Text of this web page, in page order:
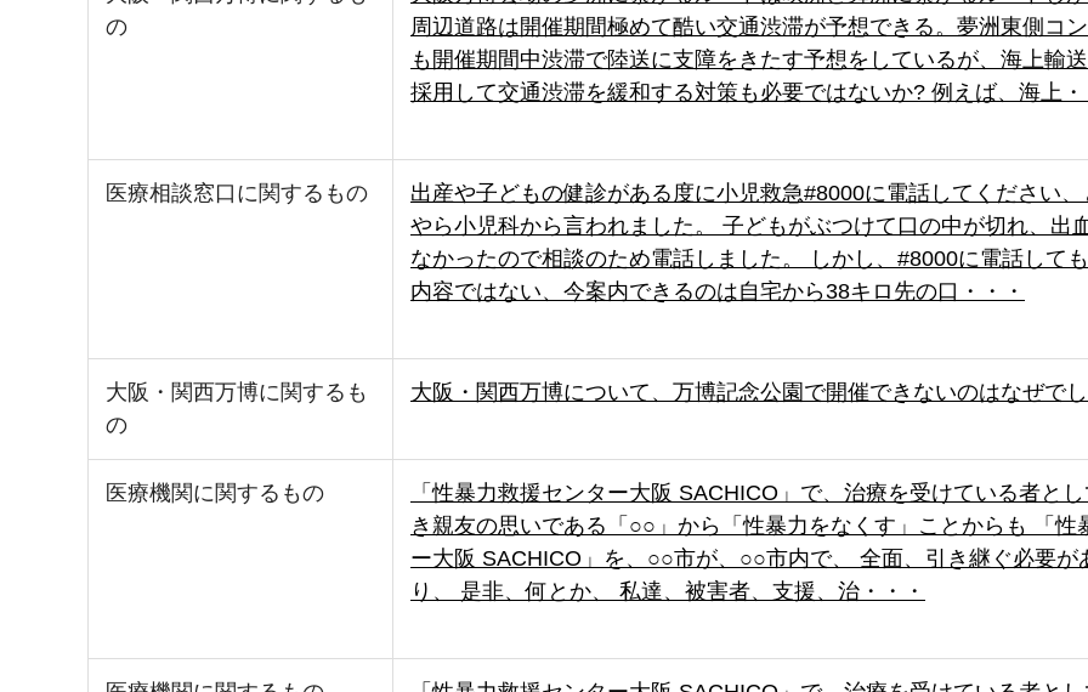
の
周辺道路は開催期間極めて酷い交通渋滞が予想できる。夢洲東側コ
も開催期間中渋滞で陸送に支障をきたす予想をしているが、海上輸
採用して交通渋滞を緩和する対策も必要ではないか? 例えば、海上
医療相談窓口に関するもの
出産や子どもの健診がある度に小児救急#8000に電話してください
やら小児科から言われました。 子どもがぶつけて口の中が切れ、出
なかったので相談のため電話しました。 しかし、#8000に電話して
内容ではない、今案内できるのは自宅から38キロ先の口・・・
大阪・関西万博に関するも
の
大阪・関西万博について、万博記念公園で開催できないのはなぜで
医療機関に関するもの
「性暴力救援センター大阪 SACHICO」で、治療を受けている者と
き親友の思いである「○○」から「性暴力をなくす」ことからも 「性
ー大阪 SACHICO」を、○○市が、○○市内で、 全面、引き継ぐ必要が
り、 是非、何とか、 私達、被害者、支援、治・・・